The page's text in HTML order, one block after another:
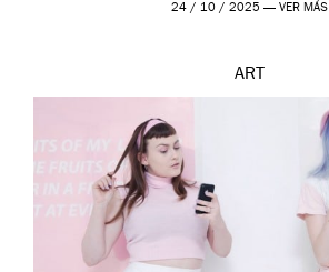
24 / 10 / 2025 — VER MÁS
ART